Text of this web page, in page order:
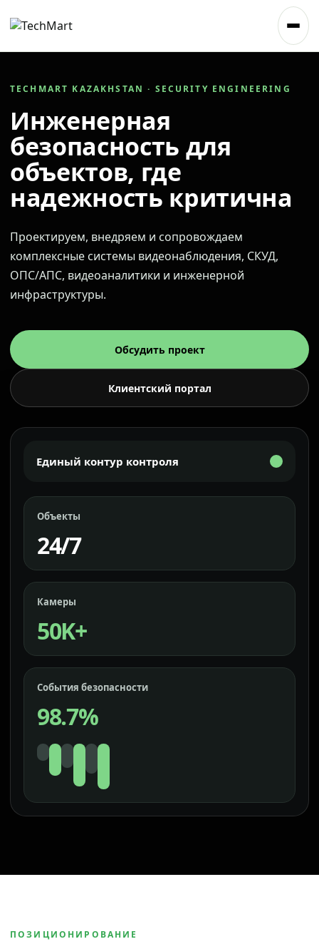
TECHMART KAZAKHSTAN · SECURITY ENGINEERING
Инженерная
безопасность для
объектов, где
надежность критична
Проектируем, внедряем и сопровождаем
комплексные системы видеонаблюдения, СКУД,
ОПС/АПС, видеоаналитики и инженерной
инфраструктуры.
Обсудить проект
Клиентский портал
Единый контур контроля
Объекты
24/7
Камеры
50K+
События безопасности
98.7%
ПОЗИЦИОНИРОВАНИЕ